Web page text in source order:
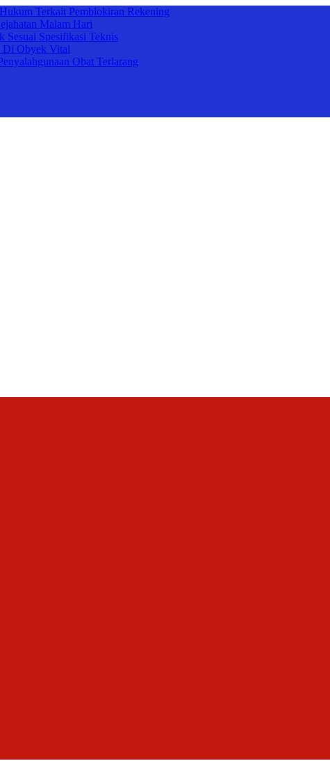
Terkait Pemblokiran Rekening
Malam Hari
Sesuai Spesifikasi Teknis
Di Obyek Vital
Obat Terlarang